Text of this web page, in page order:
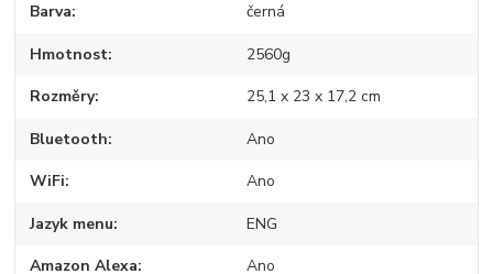
Barva černá
Hmotnost 2560g
Rozměry 25,1 x 23 x 17,2 cm
Bluetooth Ano
WiFi Ano
Jazyk menu ENG
Amazon Alexa Ano